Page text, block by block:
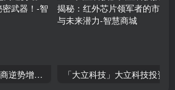
「南极电商」南极电商逆势增长，股价飙升背后的秘密武器！